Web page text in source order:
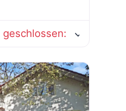
geschlossen: